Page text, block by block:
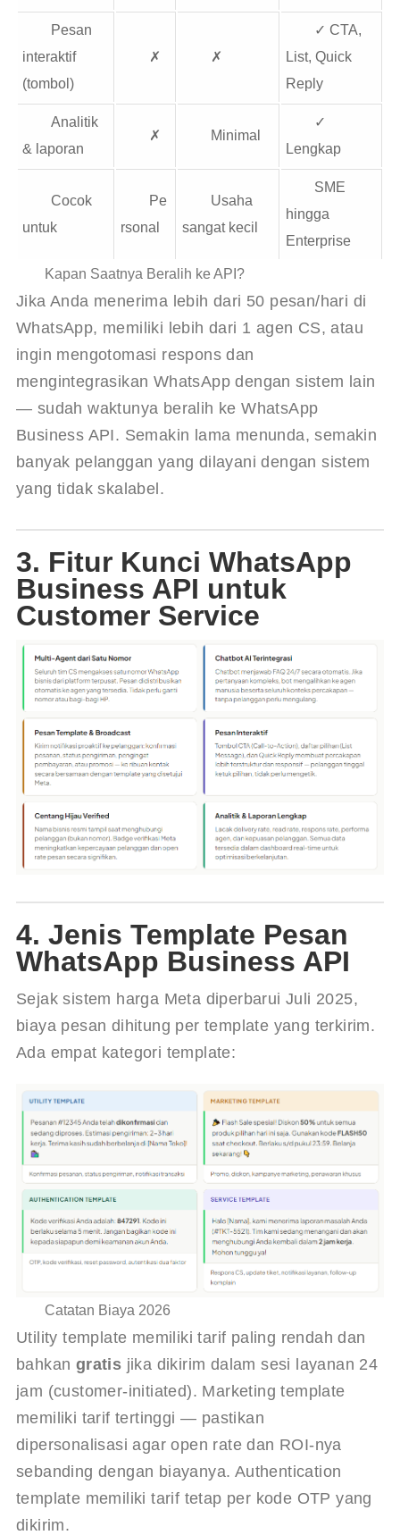
Pesan
interaktif
(tombol)
✗ ✗
✓ CTA,
List, Quick
Reply
Analitik
& laporan
✗ Minimal
✓
Lengkap
Cocok
untuk
Pe
rsonal
Usaha
sangat kecil
SME
hingga
Enterprise
Kapan Saatnya Beralih ke API?
Jika Anda menerima lebih dari 50 pesan/hari di
WhatsApp, memiliki lebih dari 1 agen CS, atau
ingin mengotomasi respons dan
mengintegrasikan WhatsApp dengan sistem lain
— sudah waktunya beralih ke WhatsApp
Business API. Semakin lama menunda, semakin
banyak pelanggan yang dilayani dengan sistem
yang tidak skalabel.
3. Fitur Kunci WhatsApp
Business API untuk
Customer Service
4. Jenis Template Pesan
WhatsApp Business API
Sejak sistem harga Meta diperbarui Juli 2025,
biaya pesan dihitung per template yang terkirim.
Ada empat kategori template:
Catatan Biaya 2026
Utility template memiliki tarif paling rendah dan
bahkan gratis jika dikirim dalam sesi layanan 24
jam (customer-initiated). Marketing template
memiliki tarif tertinggi — pastikan
dipersonalisasi agar open rate dan ROI-nya
sebanding dengan biayanya. Authentication
template memiliki tarif tetap per kode OTP yang
dikirim.